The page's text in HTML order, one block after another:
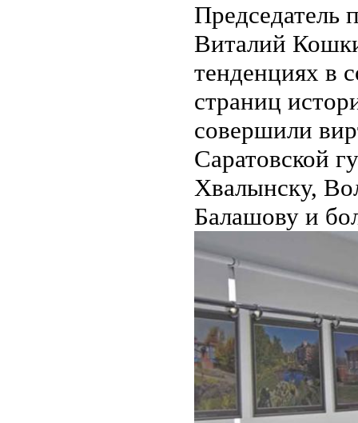
Председатель
Виталий
тенденциях в
страниц
совершили
Саратовской
Хвалынску,
Балашову и